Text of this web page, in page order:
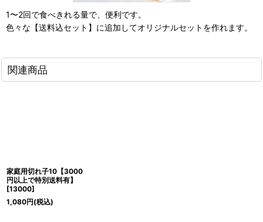
1〜2回で食べきれる量で、便利です。
色々な【送料込セット】に追加してオリジナルセットを作れます。
関連商品
家庭用切れ子10【3000
円以上で特別送料有】
[13000]
1,080円(税込)